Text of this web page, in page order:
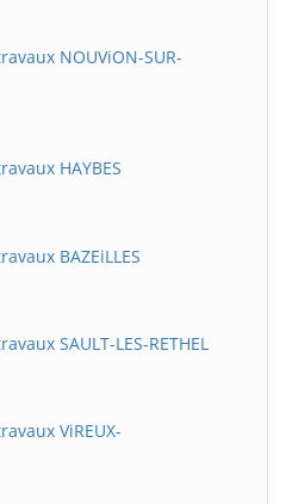
NOUViON-SUR-
HAYBES
BAZEiLLES
SAULT-LES-RETHEL
ViREUX-